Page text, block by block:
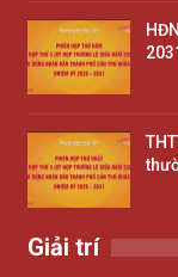
Giải trí